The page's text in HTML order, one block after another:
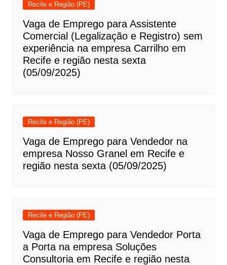
Recife e Região (PE)
Vaga de Emprego para Assistente
Comercial (Legalização e Registro) sem
experiência na empresa Carrilho em
Recife e região nesta sexta
(05/09/2025)
Recife e Região (PE)
Vaga de Emprego para Vendedor na
empresa Nosso Granel em Recife e
região nesta sexta (05/09/2025)
Recife e Região (PE)
Vaga de Emprego para Vendedor Porta
a Porta na empresa Soluções
Consultoria em Recife e região nesta